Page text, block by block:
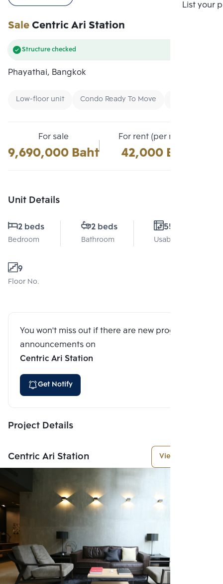
List your
SaleCentric Ari Station
Structure checked
Phayathai, Bangkok
Low-floor unit Condo Ready To Move
For sale
9,690,000 Baht
For rent (per month)
42,000 Baht
Unit Details
2 beds
Bedroom
2 beds
Bathroom
55 Sq.m.
Usable area
9
Floor No.
You won't miss out if there are new program
announcements on
Centric Ari Station
Get Notify
Project Details
Centric Ari Station View More